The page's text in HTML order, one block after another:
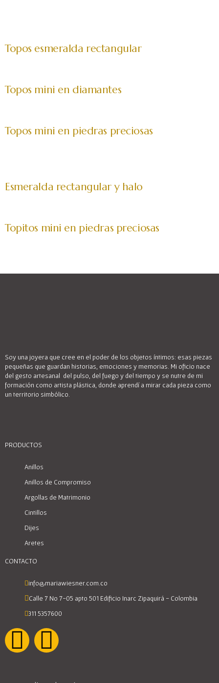
Topos esmeralda rectangular
Topos mini en diamantes
Topos mini en piedras preciosas
Esmeralda rectangular y halo
Topitos mini en piedras preciosas
Soy una joyera que cree en el poder de los objetos íntimos: esas piezas
pequeñas que guardan historias, emociones y memorias. Mi oficio nace
del gesto artesanal del pulso, del fuego y del tiempo y se nutre de mi
formación como artista plástica, donde aprendí a mirar cada pieza como
un territorio simbólico.
PRODUCTOS
Anillos
Anillos de Compromiso
Argollas de Matrimonio
Cintillos
Dijes
Aretes
CONTACTO
info@mariawiesner.com.co
Calle 7 No 7-05 apto 501 Edificio Inarc Zipaquirá - Colombia
311 5357600